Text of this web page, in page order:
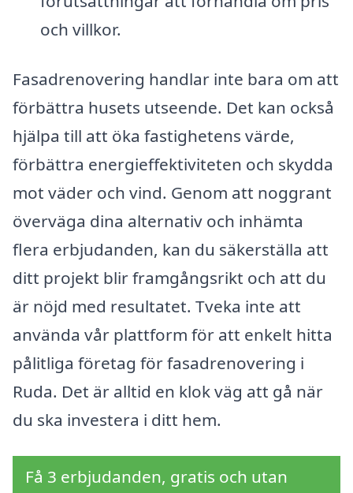
och villkor.
Fasadrenovering handlar inte bara om att
förbättra husets utseende. Det kan också
hjälpa till att öka fastighetens värde,
förbättra energieffektiviteten och skydda
mot väder och vind. Genom att noggrant
överväga dina alternativ och inhämta
flera erbjudanden, kan du säkerställa att
ditt projekt blir framgångsrikt och att du
är nöjd med resultatet. Tveka inte att
använda vår plattform för att enkelt hitta
pålitliga företag för fasadrenovering i
Ruda. Det är alltid en klok väg att gå när
du ska investera i ditt hem.
Få 3 erbjudanden, gratis och utan